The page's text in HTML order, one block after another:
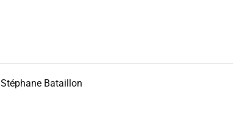
Stéphane Bataillon